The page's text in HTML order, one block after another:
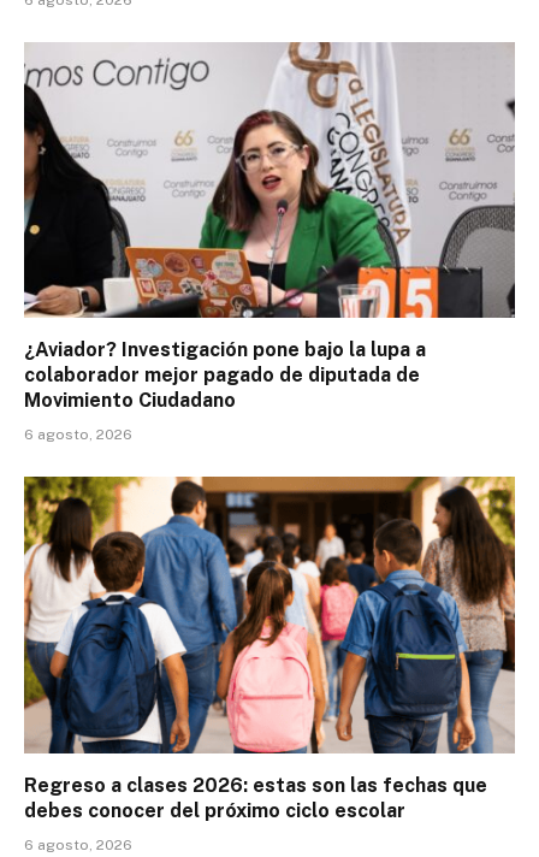
¿Aviador? Investigación pone bajo la lupa a
colaborador mejor pagado de diputada de
Movimiento Ciudadano
6 agosto, 2026
Regreso a clases 2026: estas son las fechas que
debes conocer del próximo ciclo escolar
6 agosto, 2026